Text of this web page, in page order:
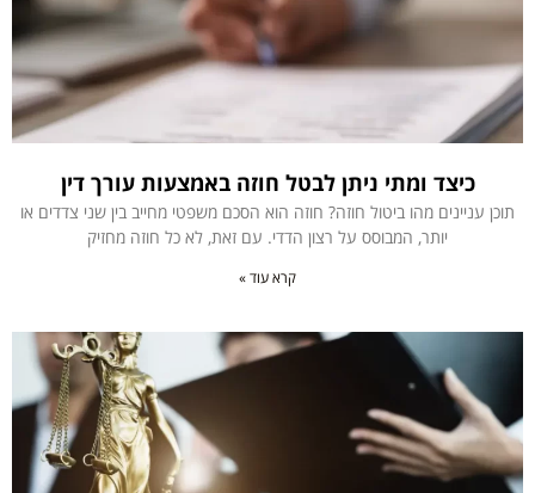
כיצד ומתי ניתן לבטל חוזה באמצעות עורך דין
תוכן עניינים מהו ביטול חוזה? חוזה הוא הסכם משפטי מחייב בין שני צדדים או
יותר, המבוסס על רצון הדדי. עם זאת, לא כל חוזה מחזיק
קרא עוד »